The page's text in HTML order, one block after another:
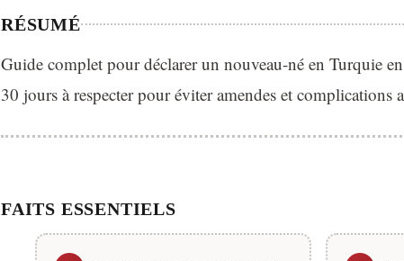
RÉSUMÉ
Guide complet pour déclarer un nouveau-né en Turquie
30 jours à respecter pour éviter amendes et complications
FAITS ESSENTIELS